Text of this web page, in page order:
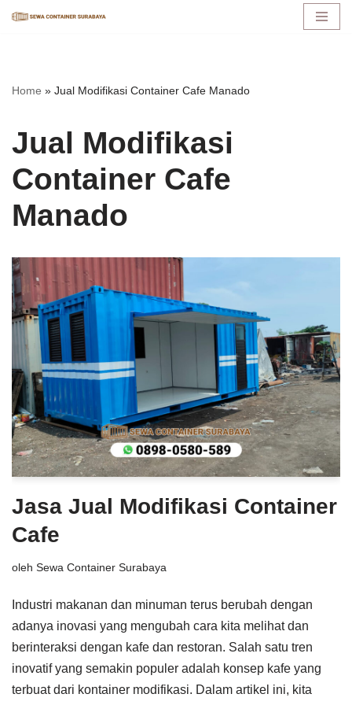
konten
Home » Jual Modifikasi Container Cafe Manado
Jual Modifikasi
Container Cafe
Manado
Jasa Jual Modifikasi Container
Cafe
oleh Sewa Container Surabaya
Industri makanan dan minuman terus berubah dengan
adanya inovasi yang mengubah cara kita melihat dan
berinteraksi dengan kafe dan restoran. Salah satu tren
inovatif yang semakin populer adalah konsep kafe yang
terbuat dari kontainer modifikasi. Dalam artikel ini, kita